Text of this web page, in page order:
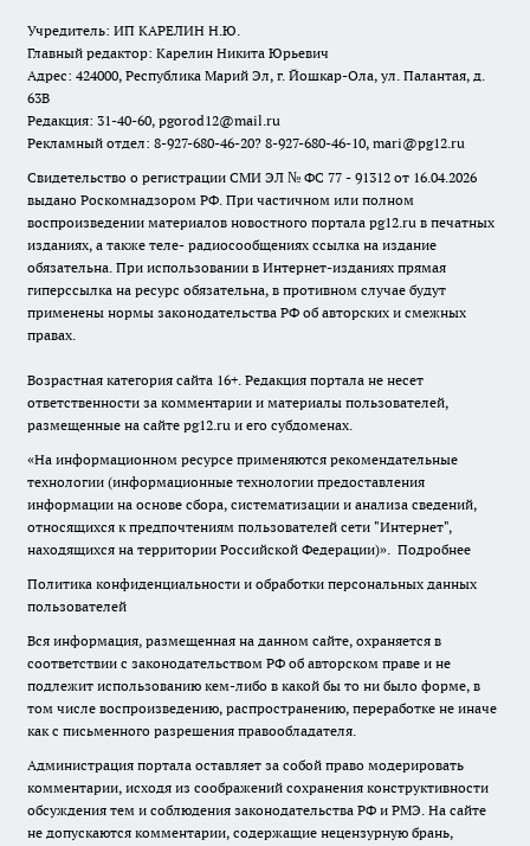
Учредитель: ИП КАРЕЛИН Н.Ю.
Главный редактор: Карелин Никита Юрьевич
Адрес: 424000, Республика Марий Эл, г. Йошкар-Ола, ул. Палантая, д.
63В
Редакция: 31-40-60, pgorod12@mail.ru
Рекламный отдел: 8-927-680-46-20? 8-927-680-46-10, mari@pg12.ru
Свидетельство о регистрации СМИ ЭЛ № ФС 77 - 91312 от 16.04.2026
выдано Роскомнадзором РФ. При частичном или полном
воспроизведении материалов новостного портала pg12.ru в печатных
изданиях, а также теле- радиосообщениях ссылка на издание
обязательна. При использовании в Интернет-изданиях прямая
гиперссылка на ресурс обязательна, в противном случае будут
применены нормы законодательства РФ об авторских и смежных
правах.
Возрастная категория сайта 16+. Редакция портала не несет
ответственности за комментарии и материалы пользователей,
размещенные на сайте pg12.ru и его субдоменах.
«На информационном ресурсе применяются рекомендательные
технологии (информационные технологии предоставления
информации на основе сбора, систематизации и анализа сведений,
относящихся к предпочтениям пользователей сети "Интернет",
находящихся на территории Российской Федерации)». Подробнее
Политика конфиденциальности и обработки персональных данных
пользователей
Вся информация, размещенная на данном сайте, охраняется в
соответствии с законодательством РФ об авторском праве и не
подлежит использованию кем-либо в какой бы то ни было форме, в
том числе воспроизведению, распространению, переработке не иначе
как с письменного разрешения правообладателя.
Администрация портала оставляет за собой право модерировать
комментарии, исходя из соображений сохранения конструктивности
обсуждения тем и соблюдения законодательства РФ и РМЭ. На сайте
не допускаются комментарии, содержащие нецензурную брань,